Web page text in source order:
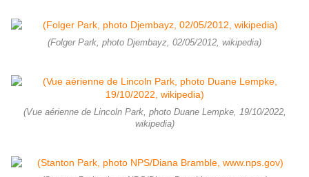
(Folger Park, photo Djembayz, 02/05/2012, wikipedia)
(Vue aérienne de Lincoln Park, photo Duane Lempke, 19/10/2022,
wikipedia)